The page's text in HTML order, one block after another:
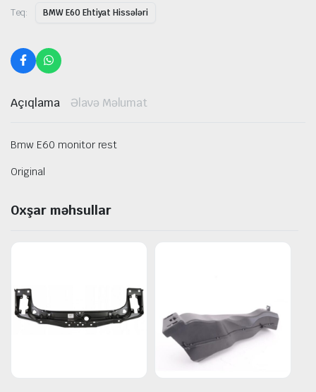
Teq: BMW E60 Ehtiyat Hissələri
Açıqlama Əlavə Məlumat
Bmw E60 monitor rest
Original
Oxşar məhsullar